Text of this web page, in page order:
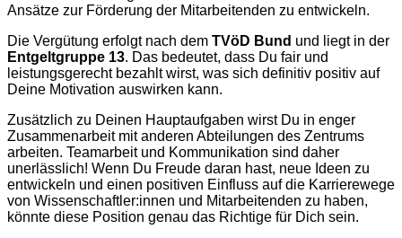
Ansätze zur Förderung der Mitarbeitenden zu entwickeln.
Die Vergütung erfolgt nach dem TVöD Bund und liegt in der
Entgeltgruppe 13. Das bedeutet, dass Du fair und
leistungsgerecht bezahlt wirst, was sich definitiv positiv auf
Deine Motivation auswirken kann.
Zusätzlich zu Deinen Hauptaufgaben wirst Du in enger
Zusammenarbeit mit anderen Abteilungen des Zentrums
arbeiten. Teamarbeit und Kommunikation sind daher
unerlässlich! Wenn Du Freude daran hast, neue Ideen zu
entwickeln und einen positiven Einfluss auf die Karrierewege
von Wissenschaftler:innen und Mitarbeitenden zu haben,
könnte diese Position genau das Richtige für Dich sein.